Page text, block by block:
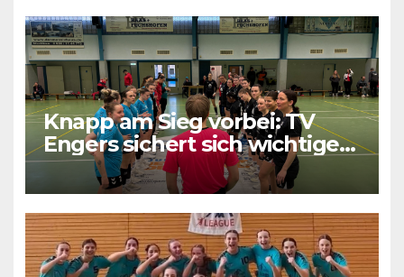
Knapp am Sieg vorbei: TV
Engers sichert sich wichtigen
Punkt